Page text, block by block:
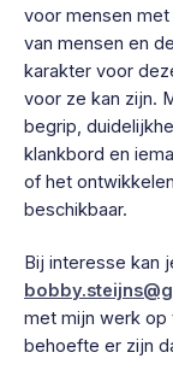
voor mensen
van mensen en
karakter voor
voor ze kan zijn.
begrip,
klankbord en
of het
beschikbaar.
Bij interesse kan
met mijn werk op
behoefte er zijn